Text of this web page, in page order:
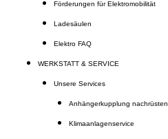
Förderungen für Elektromobilität
Ladesäulen
Elektro FAQ
WERKSTATT & SERVICE
Unsere Services
Anhängerkupplung nachrüsten
Klimaanlagenservice